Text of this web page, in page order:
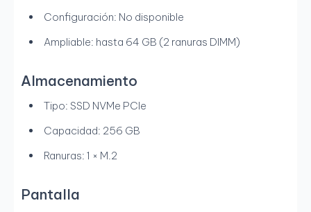
Configuración: No disponible
Ampliable: hasta 64 GB (2 ranuras DIMM)
Almacenamiento
Tipo: SSD NVMe PCIe
Capacidad: 256 GB
Ranuras: 1 × M.2
Pantalla